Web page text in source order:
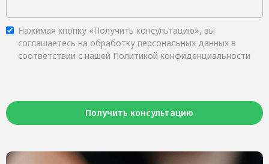
Нажимая кнопку «Получить консультацию», вы
соглашаетесь на обработку персональных данных в
соответствии с нашей Политикой конфиденциальности